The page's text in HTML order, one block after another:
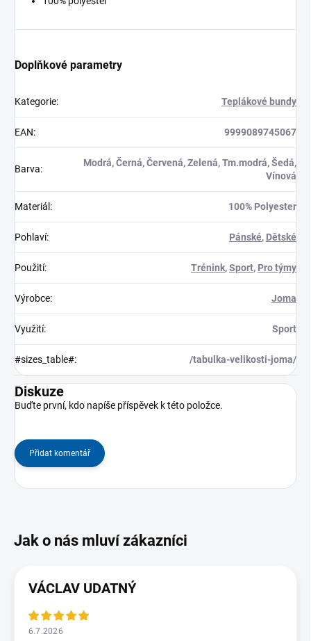
Doplňkové parametry
Kategorie: Teplákové bundy
EAN: 9999089745067
Barva:
Modrá, Černá, Červená, Zelená, Tm.modrá, Šedá,
Vínová
Materiál : 100% Polyester
Pohlaví: Pánské, Dětské
Použití: Trénink,Sport, Pro týmy
Výrobce: Joma
Využití: Sport
#sizes_table#: /tabulka-velikosti-joma/
Diskuze
Buďte první, kdo napíše příspěvek k této položce.
Přidat komentář
VÁCLAV UDATNÝ
6.7.2026